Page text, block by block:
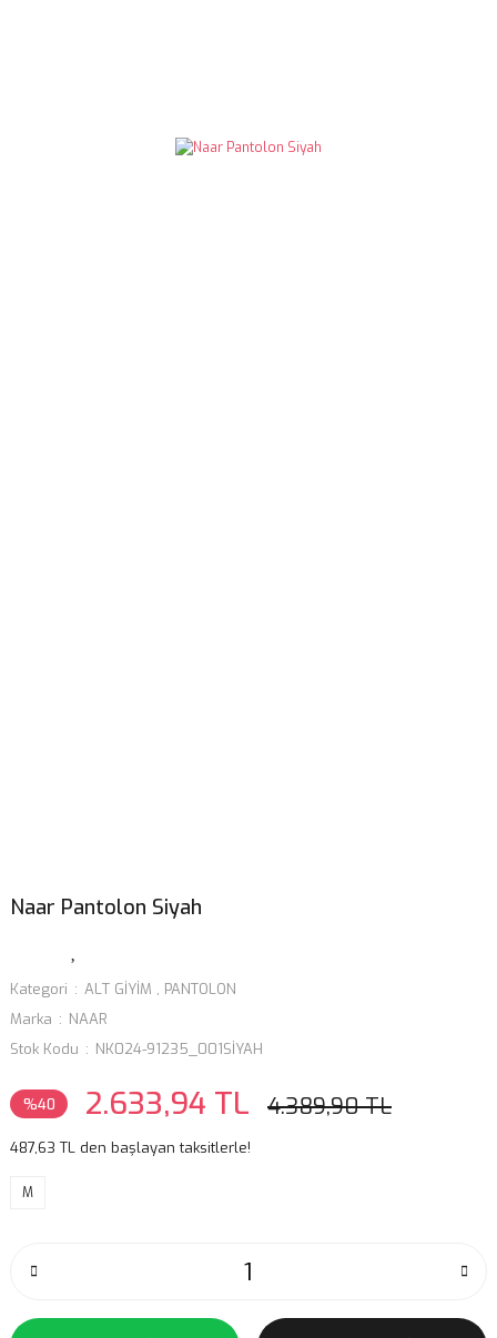
Naar Pantolon Siyah
Kategori ALT GİYİM , PANTOLON
Marka
NAAR
Stok Kodu
NK024-91235_001SİYAH
%40 2.633,94 TL 4.389,90 TL
487,63 TL den başlayan taksitlerle!
M